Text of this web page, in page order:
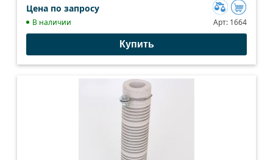
Цена по запросу
Добавить
к
В наличии Арт: 1664
Купить